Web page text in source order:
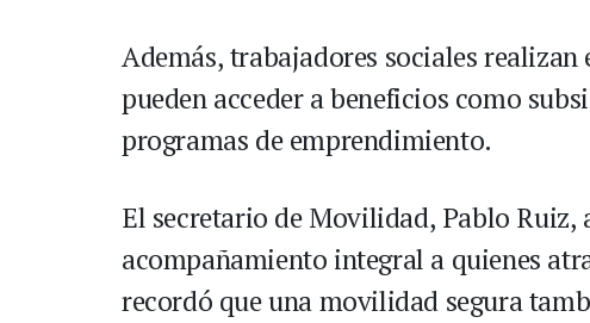
Además, trabajadores sociales
pueden acceder a beneficios como
programas de emprendimiento.
El secretario de Movilidad, Pablo Ruiz,
acompañamiento integral a quienes
recordó que una movilidad segura